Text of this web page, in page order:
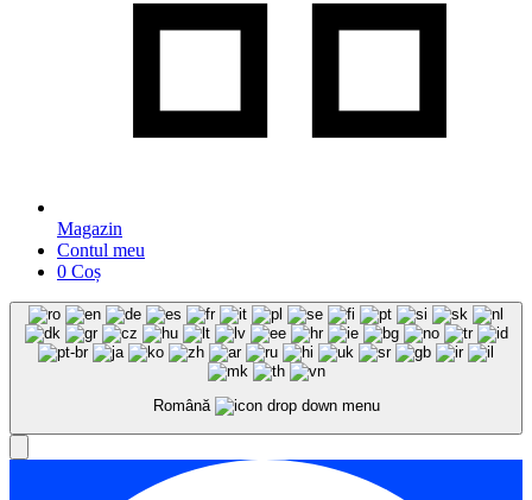
Magazin
Contul meu
0 Coș
Română